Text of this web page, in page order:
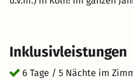
zahlbar vor Ort. Montag, Donnerstag und Sonntag ist
unsere Gastronomie
vorbehalten. Bitte
Inklusivleistungen
6 Tage / 5 Nächte im